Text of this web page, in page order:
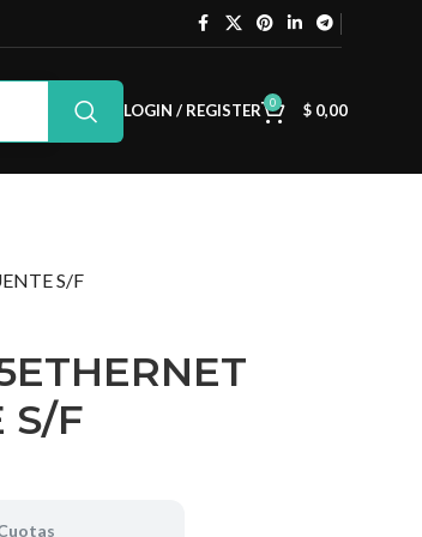
LOGIN / REGISTER 0 $0,00
S/F
S/F